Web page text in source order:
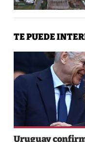
TE PUEDE
Uruguay